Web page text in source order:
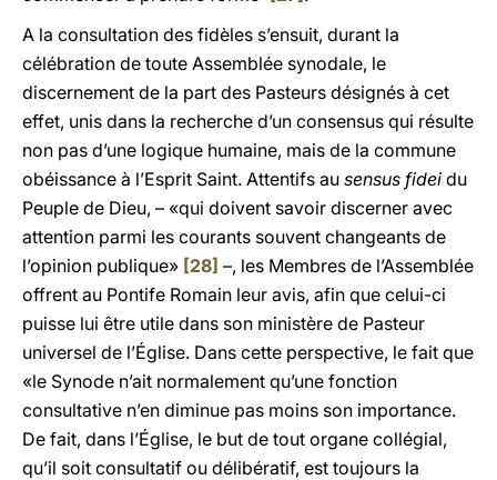
A la consultation des fidèles s’ensuit, durant la
célébration de toute Assemblée synodale, le
discernement de la part des Pasteurs désignés à cet
effet, unis dans la recherche d’un consensus qui résulte
non pas d’une logique humaine, mais de la commune
obéissance à l’Esprit Saint. Attentifs au sensus fidei du
Peuple de Dieu, – «qui doivent savoir discerner avec
attention parmi les courants souvent changeants de
l’opinion publique» [28] –, les Membres de l’Assemblée
offrent au Pontife Romain leur avis, afin que celui-ci
puisse lui être utile dans son ministère de Pasteur
universel de l’Église. Dans cette perspective, le fait que
«le Synode n’ait normalement qu’une fonction
consultative n’en diminue pas moins son importance.
De fait, dans l’Église, le but de tout organe collégial,
qu’il soit consultatif ou délibératif, est toujours la